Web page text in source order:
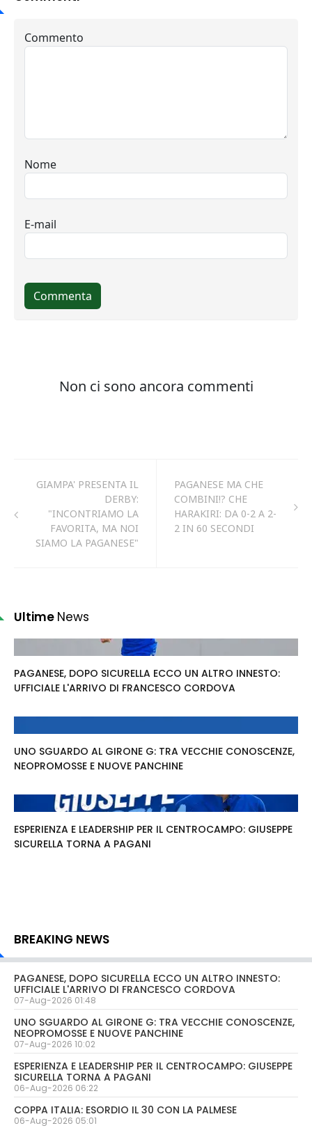
GIAMPA' PRESENTA IL
DERBY:
"INCONTRIAMO LA
FAVORITA, MA NOI
SIAMO LA PAGANESE"
PAGANESE MA CHE
COMBINI!? CHE
HARAKIRI: DA 0-2 A 2-
2 IN 60 SECONDI
Ultime News
PAGANESE, DOPO SICURELLA ECCO UN ALTRO INNESTO:
UFFICIALE L'ARRIVO DI FRANCESCO CORDOVA
UNO SGUARDO AL GIRONE G: TRA VECCHIE CONOSCENZE,
NEOPROMOSSE E NUOVE PANCHINE
ESPERIENZA E LEADERSHIP PER IL CENTROCAMPO: GIUSEPPE
SICURELLA TORNA A PAGANI
BREAKING NEWS
PAGANESE, DOPO SICURELLA ECCO UN ALTRO INNESTO:
UFFICIALE L'ARRIVO DI FRANCESCO CORDOVA
07-Aug-2026 01:48
UNO SGUARDO AL GIRONE G: TRA VECCHIE CONOSCENZE,
NEOPROMOSSE E NUOVE PANCHINE
07-Aug-2026 10:02
ESPERIENZA E LEADERSHIP PER IL CENTROCAMPO: GIUSEPPE
SICURELLA TORNA A PAGANI
06-Aug-2026 06:22
COPPA ITALIA: ESORDIO IL 30 CON LA PALMESE
06-Aug-2026 05:01